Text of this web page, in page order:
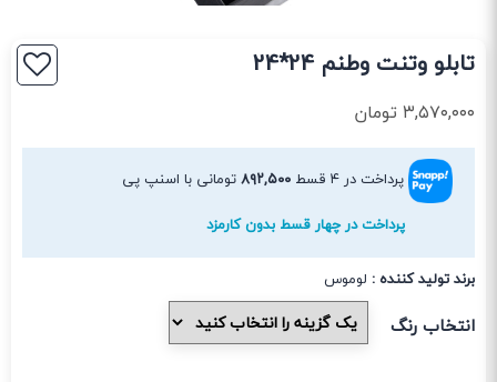
تابلو وتنت وطنم 24*24
۳,۵۷۰,۰۰۰ تومان
پرداخت در ۴ قسط ۸۹۲,۵۰۰تومانی با اسنپ پی
پرداخت در چهار قسط بدون کارمزد
برند تولید کننده : لوموس
انتخاب رنگ